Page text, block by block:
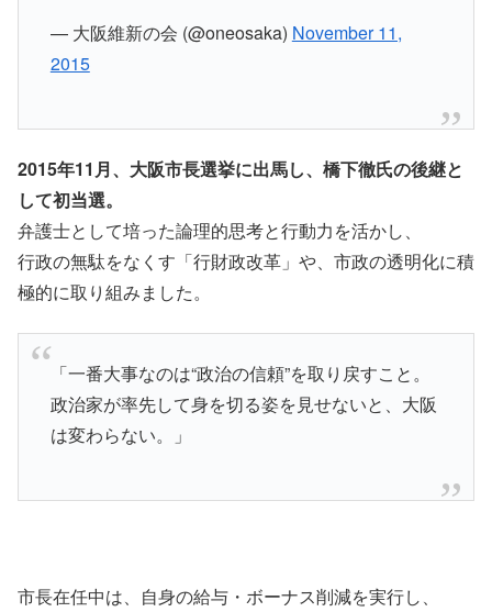
— 大阪維新の会 (@oneosaka) November 11,
2015
2015年11月、大阪市長選挙に出馬し、橋下徹氏の後継と
して初当選。
弁護士として培った論理的思考と行動力を活かし、
行政の無駄をなくす「行財政改革」や、市政の透明化に積
極的に取り組みました。
「一番大事なのは“政治の信頼”を取り戻すこと。
政治家が率先して身を切る姿を見せないと、大阪
は変わらない。」
市長在任中は、自身の給与・ボーナス削減を実行し、